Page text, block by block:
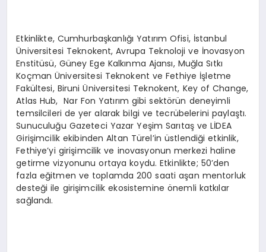
Etkinlikte, Cumhurbaşkanlığı Yatırım Ofisi, İstanbul
Üniversitesi Teknokent, Avrupa Teknoloji ve İnovasyon
Enstitüsü, Güney Ege Kalkınma Ajansı, Muğla Sıtkı
Koçman Üniversitesi Teknokent ve Fethiye İşletme
Fakültesi, Biruni Üniversitesi Teknokent, Key of Change,
Atlas Hub, Nar Fon Yatırım gibi sektörün deneyimli
temsilcileri de yer alarak bilgi ve tecrübelerini paylaştı.
Sunuculuğu Gazeteci Yazar Yeşim Sarıtaş ve LİDEA
Girişimcilik ekibinden Altan Türel’in üstlendiği etkinlik,
Fethiye’yi girişimcilik ve inovasyonun merkezi haline
getirme vizyonunu ortaya koydu. Etkinlikte; 50’den
fazla eğitmen ve toplamda 200 saati aşan mentorluk
desteği ile girişimcilik ekosistemine önemli katkılar
sağlandı.